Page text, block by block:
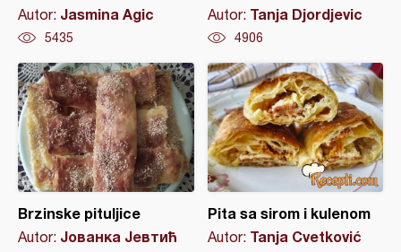
Autor: Jasmina Agic
5435
Autor: Tanja Djordjevic
4906
Brzinske pituljice
Autor: Јованка Јевтић
Pita sa sirom i kulenom
Autor: Tanja Cvetković